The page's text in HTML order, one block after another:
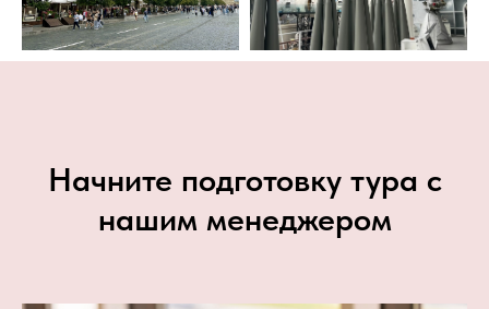
Начните подготовку тура с
нашим менеджером